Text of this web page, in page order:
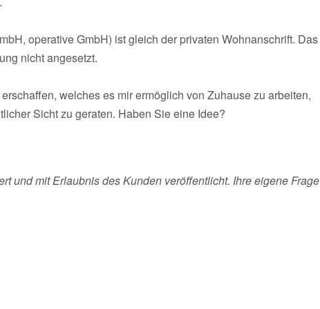
operative GmbH) ist gleich der privaten Wohnanschrift. Das
nicht angesetzt.
welches es mir ermöglich von Zuhause zu arbeiten,
Sicht zu geraten. Haben Sie eine Idee?
und mit Erlaubnis des Kunden veröffentlicht. Ihre eigene Frage